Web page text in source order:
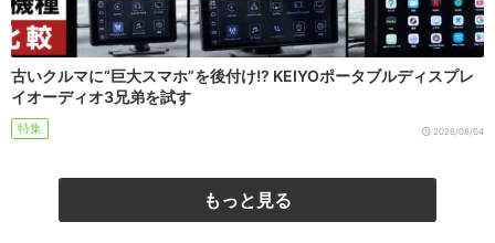
古いクルマに“巨大スマホ”を後付け!? KEIYOポータブルディスプレ
イオーディオ3兄弟を試す
特集 2026/08/04
もっと見る